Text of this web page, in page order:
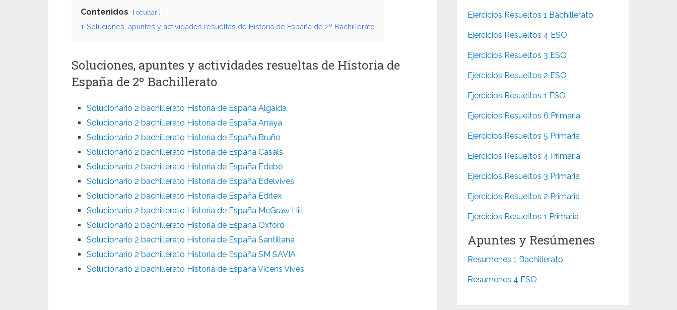
Contenidos ocultar
1 Soluciones, apuntes y actividades resueltas de Historia de España de 2º Bachillerato
Soluciones, apuntes y actividades resueltas de Historia de
España de 2º Bachillerato
Solucionario 2 bachillerato Historia de España Algaida
Solucionario 2 bachillerato Historia de España Anaya
Solucionario 2 bachillerato Historia de España Bruño
Solucionario 2 bachillerato Historia de España Casals
Solucionario 2 bachillerato Historia de España Edebé
Solucionario 2 bachillerato Historia de España Edelvives
Solucionario 2 bachillerato Historia de España Editex
Solucionario 2 bachillerato Historia de España McGraw Hill
Solucionario 2 bachillerato Historia de España Oxford
Solucionario 2 bachillerato Historia de España Santillana
Solucionario 2 bachillerato Historia de España SM SAVIA
Solucionario 2 bachillerato Historia de España Vicens Vives
Ejercicios Resueltos 1 Bachillerato
Ejercicios Resueltos 4 ESO
Ejercicios Resueltos 3 ESO
Ejercicios Resueltos 2 ESO
Ejercicios Resueltos 1 ESO
Ejercicios Resueltos 6 Primaria
Ejercicios Resueltos 5 Primaria
Ejercicios Resueltos 4 Primaria
Ejercicios Resueltos 3 Primaria
Ejercicios Resueltos 2 Primaria
Ejercicios Resueltos 1 Primaria
Apuntes y Resúmenes
Resumenes 1 Bachillerato
Resumenes 4 ESO